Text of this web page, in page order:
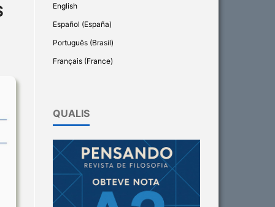
English
Español (España)
Português (Brasil)
Français (France)
QUALIS